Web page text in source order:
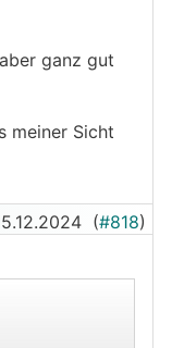
ganz gut
meiner Sicht
(#818)